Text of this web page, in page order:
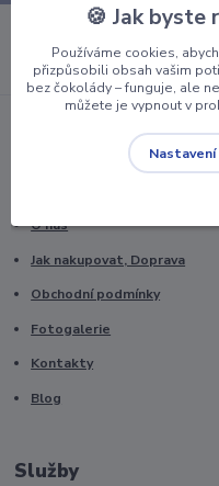
Informace pro
O nás
Jak nakupovat, Doprava
Obchodní podmínky
Fotogalerie
Kontakty
Blog
Služby
🍪 Jak byste
Používáme cookies,
přizpůsobili obsah vašim
bez čokolády – funguje, ale
můžete je vypnout v
Nastavení